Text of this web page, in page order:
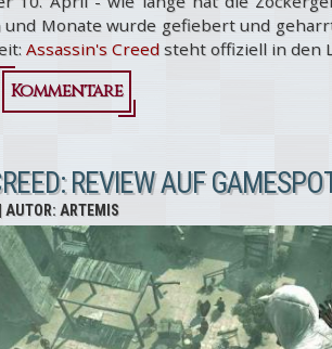
und Monate wurde gefiebert und
Assassin's Creedsteht offiziell in den
über
PC:
is
back
Kommentare
REVIEW AUF
AUTOR: ARTEMIS